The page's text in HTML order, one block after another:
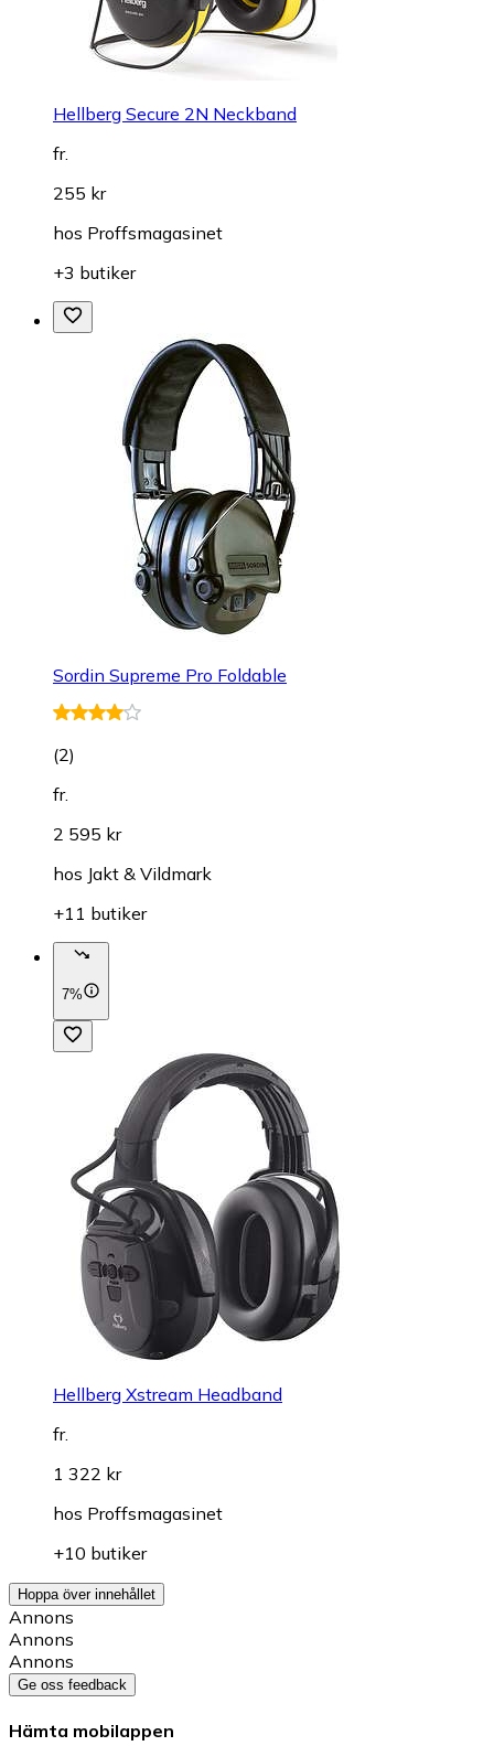
Hellberg Secure 2N Neckband
fr.
255 kr
hos Proffsmagasinet
+3 butiker
Sordin Supreme Pro Foldable
(2)
fr.
2 595 kr
hos Jakt & Vildmark
+11 butiker
7%
Hellberg Xstream Headband
fr.
1 322 kr
hos Proffsmagasinet
+10 butiker
Hoppa över innehållet
Annons
Annons
Annons
Ge oss feedback
Hämta mobilappen